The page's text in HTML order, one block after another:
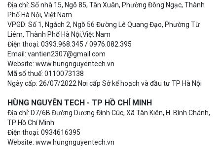
Địa chỉ: Số nhà 15, Ngõ 85, Tân Xuân, Phường Đông Ngạc, Thành
Phố Hà Nội, Việt Nam
VPGD: Số 1, Ngách 2, Ngõ 56 Đường Lê Quang Đạo, Phường Từ
Liêm, Thành Phố Hà Nội,Việt Nam
Điện thoại: 0393.968.345 / 0976.082.395
Email: vantien2307@gmail.com
Website: www.hungnguyentech.vn
Mã số thuế: 0110073138
Ngày cấp: 26/07/2022 Nơi cấp Sở kế hoạch và đầu tư TP Hà Nội
HÙNG NGUYÊN TECH - TP HỒ CHÍ MINH
Địa chỉ: D7/6B Đường Dương Đình Cúc, Xã Tân Kiên, H. Bình Chánh,
TP Hồ Chí Minh
Điện thoại: 0934616395
Website: www.hungnguyentech.vn